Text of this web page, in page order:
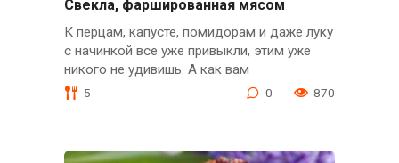
Свекла, фаршированная мясом
К перцам, капусте, помидорам и даже луку
с начинкой все уже привыкли, этим уже
никого не удивишь. А как вам
5 0 870